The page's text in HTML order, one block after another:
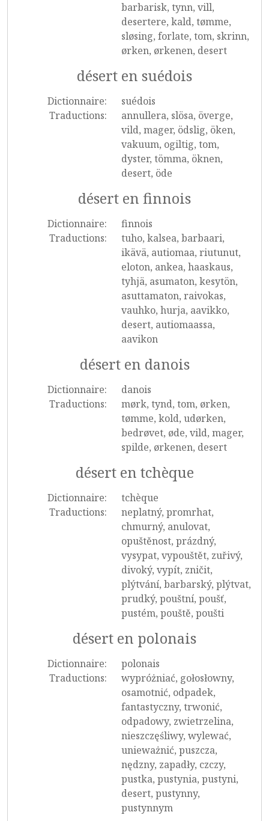
barbarisk, tynn, vill,
desertere, kald, tømme,
sløsing, forlate, tom, skrinn,
ørken, ørkenen, desert
désert en suédois
Dictionnaire:
suédois
Traductions:
annullera, slösa, överge,
vild, mager, ödslig, öken,
vakuum, ogiltig, tom,
dyster, tömma, öknen,
desert, öde
désert en finnois
Dictionnaire:
finnois
Traductions:
tuho, kalsea, barbaari,
ikävä, autiomaa, riutunut,
eloton, ankea, haaskaus,
tyhjä, asumaton, kesytön,
asuttamaton, raivokas,
vauhko, hurja, aavikko,
desert, autiomaassa,
aavikon
désert en danois
Dictionnaire:
danois
Traductions:
mørk, tynd, tom, ørken,
tømme, kold, udørken,
bedrøvet, øde, vild, mager,
spilde, ørkenen, desert
désert en tchèque
Dictionnaire:
tchèque
Traductions:
neplatný, promrhat,
chmurný, anulovat,
opuštěnost, prázdný,
vysypat, vypouštět, zuřivý,
divoký, vypít, zničit,
plýtvání, barbarský, plýtvat,
prudký, pouštní, poušť,
pustém, pouště, poušti
désert en polonais
Dictionnaire:
polonais
Traductions:
wypróżniać, gołosłowny,
osamotnić, odpadek,
fantastyczny, trwonić,
odpadowy, zwietrzelina,
nieszczęśliwy, wylewać,
unieważnić, puszcza,
nędzny, zapadły, czczy,
pustka, pustynia, pustyni,
desert, pustynny,
pustynnym